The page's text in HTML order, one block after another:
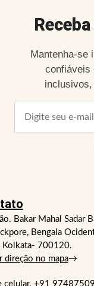
Mantenha-se
confiáveis
Bakar Mahal Sadar
Bengala
Kolkata- 700120.
direção no mapa→
celular. +91